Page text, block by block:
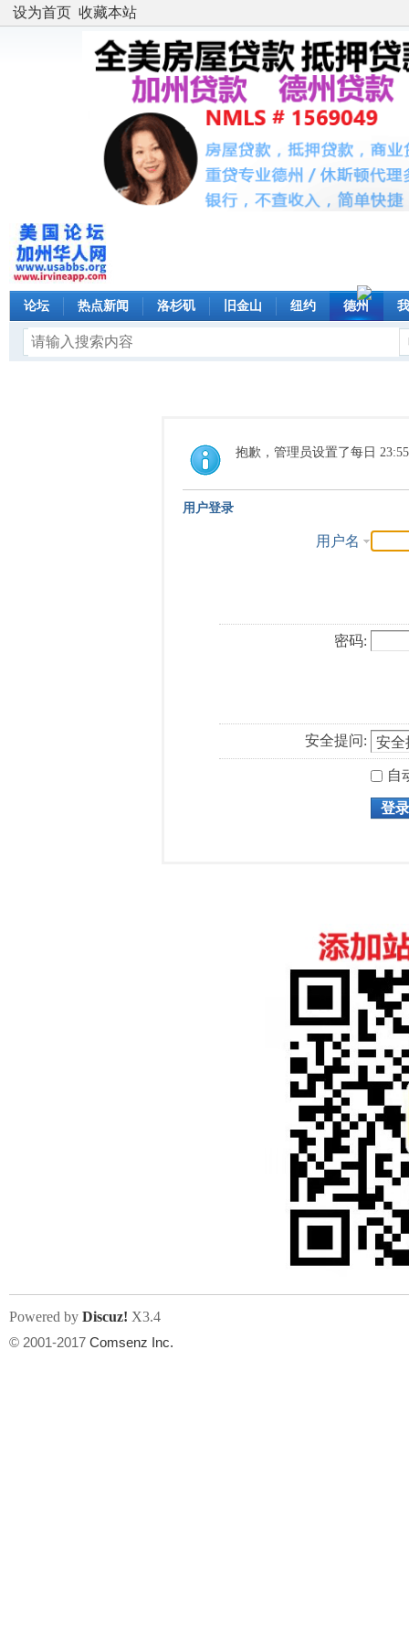
设为首页 收藏本站
论坛 热点新闻 洛杉矶 旧金山 纽约 德州
抱歉，管理员设置了每日
用户登录
用户名
密码:
安全提问:
自
登录
Powered by Discuz! X3.4
© 2001-2017 Comsenz Inc.